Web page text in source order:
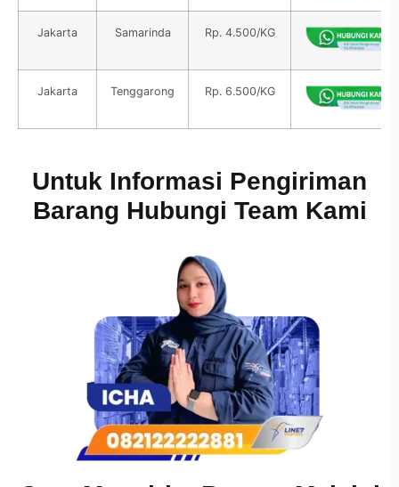
Jakarta Samarinda Rp. 4.500/KG
Jakarta Tenggarong Rp. 6.500/KG
Untuk Informasi Pengiriman
Barang Hubungi Team Kami